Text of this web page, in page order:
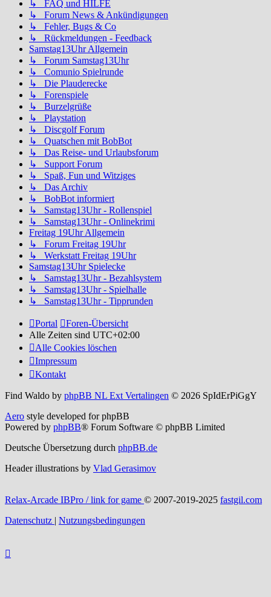
↳ FAQ und HILFE
↳ Forum News & Ankündigungen
↳ Fehler, Bugs & Co
↳ Rückmeldungen - Feedback
Samstag13Uhr Allgemein
↳ Forum Samstag13Uhr
↳ Comunio Spielrunde
↳ Die Plauderecke
↳ Forenspiele
↳ Burzelgrüße
↳ Playstation
↳ Discgolf Forum
↳ Quatschen mit BobBot
↳ Das Reise- und Urlaubsforum
↳ Support Forum
↳ Spaß, Fun und Witziges
↳ Das Archiv
↳ BobBot informiert
↳ Samstag13Uhr - Rollenspiel
↳ Samstag13Uhr - Onlinekrimi
Freitag 19Uhr Allgemein
↳ Forum Freitag 19Uhr
↳ Werkstatt Freitag 19Uhr
Samstag13Uhr Spielecke
↳ Samstag13Uhr - Bezahlsystem
↳ Samstag13Uhr - Spielhalle
↳ Samstag13Uhr - Tipprunden
Portal
Foren-Übersicht
Alle Zeiten sind UTC+02:00
Alle Cookies löschen
Impressum
Kontakt
Find Waldo by phpBB NL Ext Vertalingen © 2026 SpIdErPiGgY
Aero style developed for phpBB
Powered by phpBB® Forum Software © phpBB Limited
Deutsche Übersetzung durch phpBB.de
Header illustrations by Vlad Gerasimov
Relax-Arcade IBPro / link for game © 2007-2019-2025 fastgil.com
Datenschutz | Nutzungsbedingungen